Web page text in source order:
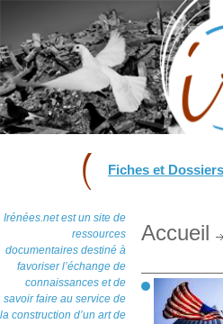
Fiches et Dossiers
Irénées.net est un site de
ressources
documentaires destiné à
favoriser l’échange de
connaissances et de
savoir faire au service de
la construction d’un art de
Accueil